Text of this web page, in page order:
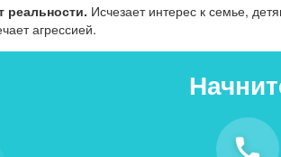
реальности. Исчезает интерес к семье,
агрессией.